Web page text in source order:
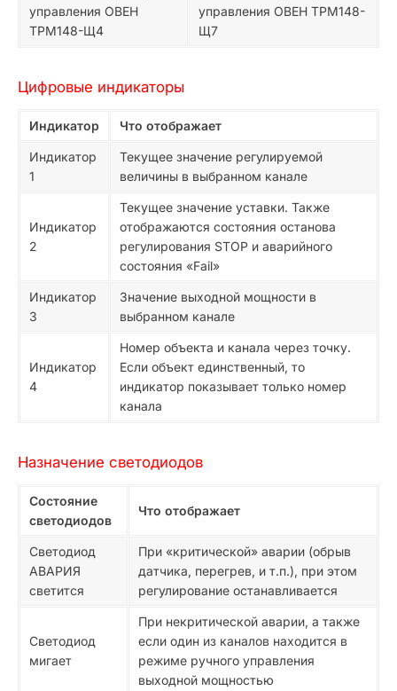
управления ОВЕН
ТРМ148-Щ4
управления ОВЕН ТРМ148-
Щ7
Цифровые индикаторы
Индикатор Что отображает
Индикатор
1
Текущее значение регулируемой
величины в выбранном канале
Индикатор
2
Текущее значение уставки. Также
отображаются состояния останова
регулирования STOP и аварийного
состояния «Fail»
Индикатор
3
Значение выходной мощности в
выбранном канале
Индикатор
4
Номер объекта и канала через точку.
Если объект единственный, то
индикатор показывает только номер
канала
Назначение светодиодов
Состояние
светодиодов
Что отображает
Светодиод
АВАРИЯ
светится
При «критической» аварии (обрыв
датчика, перегрев, и т.п.), при этом
регулирование останавливается
Светодиод
мигает
При некритической аварии, а также
если один из каналов находится в
режиме ручного управления
выходной мощностью